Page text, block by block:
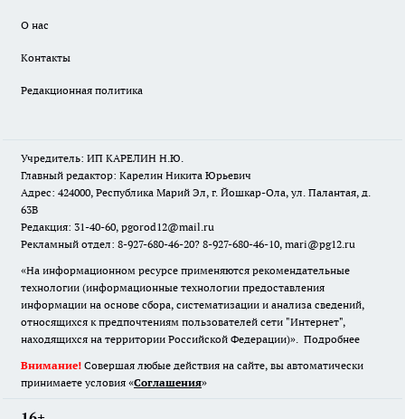
О нас
Контакты
Редакционная политика
Учредитель: ИП КАРЕЛИН Н.Ю.
Главный редактор: Карелин Никита Юрьевич
Адрес: 424000, Республика Марий Эл, г. Йошкар-Ола, ул. Палантая, д.
63В
Редакция: 31-40-60, pgorod12@mail.ru
Рекламный отдел: 8-927-680-46-20? 8-927-680-46-10, mari@pg12.ru
«На информационном ресурсе применяются рекомендательные
технологии (информационные технологии предоставления
информации на основе сбора, систематизации и анализа сведений,
относящихся к предпочтениям пользователей сети "Интернет",
находящихся на территории Российской Федерации)». Подробнее
Внимание! Совершая любые действия на сайте, вы автоматически
принимаете условия «Cоглашения»